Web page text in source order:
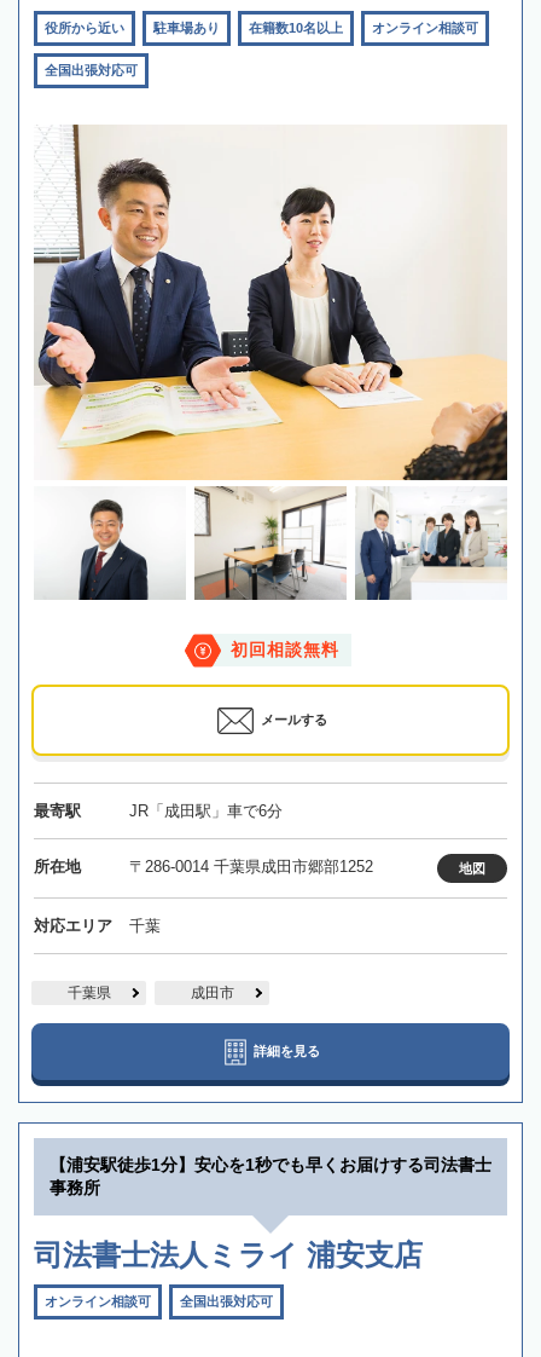
役所から近い 駐車場あり 在籍数10名以上 オンライン相談可
全国出張対応可
初回相談無料
メールする
最寄駅 JR「成田駅」車で6分
所在地 〒286-0014 千葉県成田市郷部1252 地図
対応エリア 千葉
千葉県 成田市
詳細を見る
【浦安駅徒歩1分】安心を1秒でも早くお届けする司法書士
事務所
司法書士法人ミライ 浦安支店
オンライン相談可 全国出張対応可